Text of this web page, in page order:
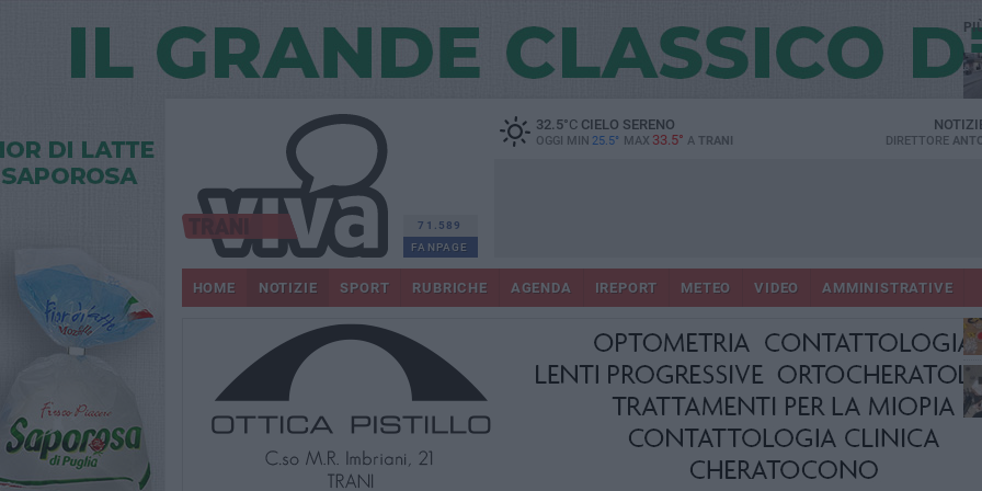
71.589
FANPAGE
32.5°CCIELO SERENO
OGGI MIN 25.5° MAX 33.5° A TRANI DIRETTORE
HOME NOTIZIE SPORT RUBRICHE AGENDA IREPORT METEO VIDEO AMMINISTRATIVE